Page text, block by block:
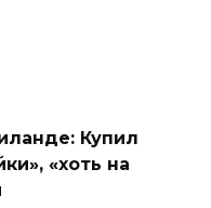
Купил
«хоть на